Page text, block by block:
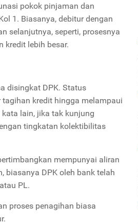
pokok pinjaman dan
1. Biasanya, debitur dengan
selanjutnya, seperti, prosesnya
kredit lebih besar.
disingkat DPK. Status
kredit hingga melampaui
lain, jika tak kunjung
tingkatan kolektibilitas
mempunyai aliran
biasanya DPK oleh bank telah
atau PL.
proses penagihan biasa